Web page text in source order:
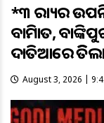
*୩ ରାଜ୍ୟର
ବାଜିମାତ,
ଦାତିଆରେ
August 3, 2026 |